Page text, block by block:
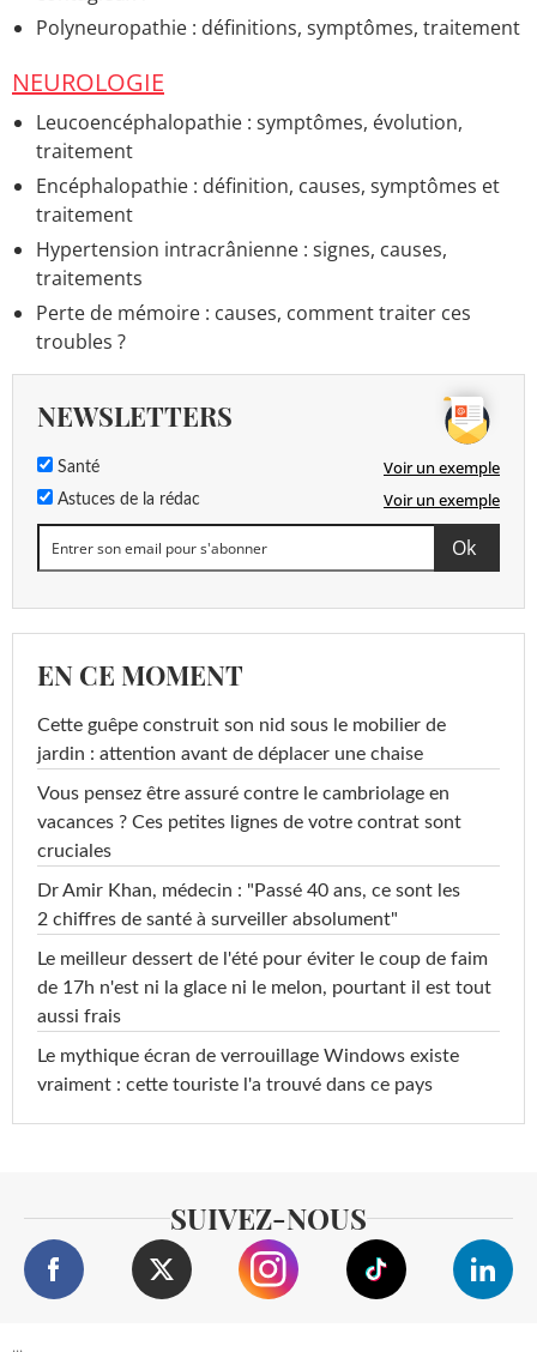
Polyneuropathie : définitions, symptômes, traitement
NEUROLOGIE
Leucoencéphalopathie : symptômes, évolution,
traitement
Encéphalopathie : définition, causes, symptômes et
traitement
Hypertension intracrânienne : signes, causes,
traitements
Perte de mémoire : causes, comment traiter ces
troubles ?
NEWSLETTERS
Santé Voir un exemple
Astuces de la rédac Voir un exemple
EN CE MOMENT
Cette guêpe construit son nid sous le mobilier de
jardin : attention avant de déplacer une chaise
Vous pensez être assuré contre le cambriolage en
vacances ? Ces petites lignes de votre contrat sont
cruciales
Dr Amir Khan, médecin : "Passé 40 ans, ce sont les
2 chiffres de santé à surveiller absolument"
Le meilleur dessert de l'été pour éviter le coup de faim
de 17h n'est ni la glace ni le melon, pourtant il est tout
aussi frais
Le mythique écran de verrouillage Windows existe
vraiment : cette touriste l'a trouvé dans ce pays
SUIVEZ-NOUS
...